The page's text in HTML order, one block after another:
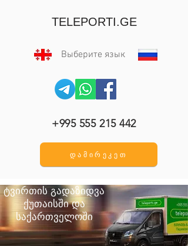
TELEPORTI.GE
Выберите язык
+995 555 215 442
დამირეკეთ
ტვირთის გადაზიდვა
ქუთაისში და
საქართველოში